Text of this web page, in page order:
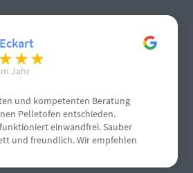
Jahr
und kompetenten Beratung
Pelletofen entschieden.
einwandfrei. Sauber
und freundlich. Wir empfehlen
Gau Algesheim